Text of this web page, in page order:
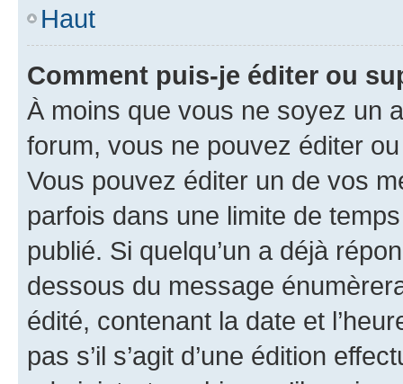
Haut
Comment puis-je éditer ou
À moins que vous ne soyez un
forum, vous ne pouvez éditer
Vous pouvez éditer un de vos
parfois dans une limite de
publié. Si quelqu’un a déjà
dessous du message
édité, contenant la date et
pas s’il s’agit d’une édition